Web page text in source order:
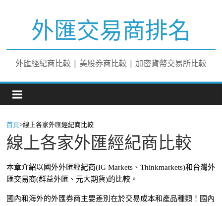
外匯交易商排名
外匯經紀商比較 | 美股券商比較 | 加密貨幣交易所比較
首頁>線上各家外匯經紀商比較
線上各家外匯經紀商比較
本章介紹以國外外匯經紀商(IG Markets、Thinkmarkets)和台灣外
匯交易商(群益外匯、元大期貨)的比較。
國內和海外的外匯券商主要差別在於交易成本和產品種類！國內